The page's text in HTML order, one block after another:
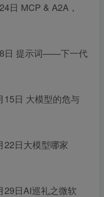
日 MCP & A2A，
8日 提示词——下一代
15日 大模型的危与
22日大模型哪家
29日AI巡礼之微软